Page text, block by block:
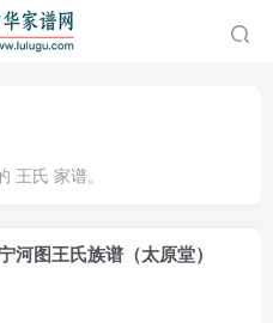
王氏 家谱。
河图王氏族谱（太原堂）